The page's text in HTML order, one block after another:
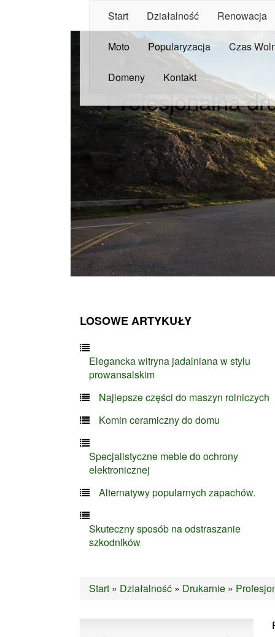
Start Działalność Renowacja
Moto Popularyzacja Czas
Domeny Kontakt
Profesjonalna
LOSOWE ARTYKUŁY
Elegancka witryna jadalniana w stylu
prowansalskim
Najlepsze części do maszyn rolniczych
Komin ceramiczny do domu
Specjalistyczne meble do ochrony
elektronicznej
Alternatywy popularnych zapachów.
Skuteczny sposób na odstraszanie
szkodników
Start » Działalność » Drukarnie »